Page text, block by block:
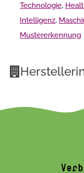
Technologie,
Intelligenz,
Mustererkennung